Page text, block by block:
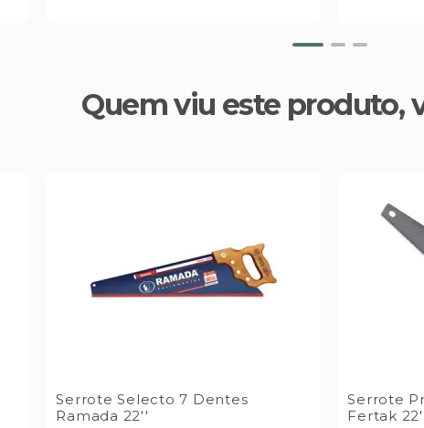
Quem viu este produto,
Serrote Selecto 7 Dentes
Ramada 22''
Serrote
Fertak